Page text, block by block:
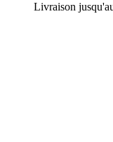
Livraison